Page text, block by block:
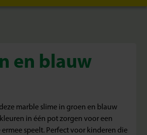
en blauw
marble slime in groen en blauw
in één pot zorgen voor een
speelt. Perfect voor kinderen die